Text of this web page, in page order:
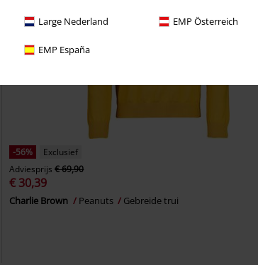
Large Nederland EMP Österreich
EMP España
-56%
Exclusief
Adviesprijs € 69,90
€ 30,39
Charlie Brown Peanuts Gebreide trui